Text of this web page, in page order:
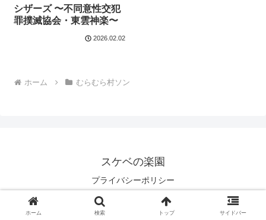
シザーズ 〜不同意性交犯
罪撲滅協会・東雲神楽〜
2026.02.02
ホーム むらむら村ソン
スケベの楽園
プライバシーポリシー
© 2025 スケベの楽園.
ホーム 検索 トップ サイドバー